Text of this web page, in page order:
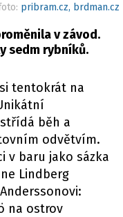
pribram.cz, brdman.cz
v závod.
sedm rybníků.
tentokrát na
běh a
odvětvím.
v baru jako sázka
Lindberg
na ostrov